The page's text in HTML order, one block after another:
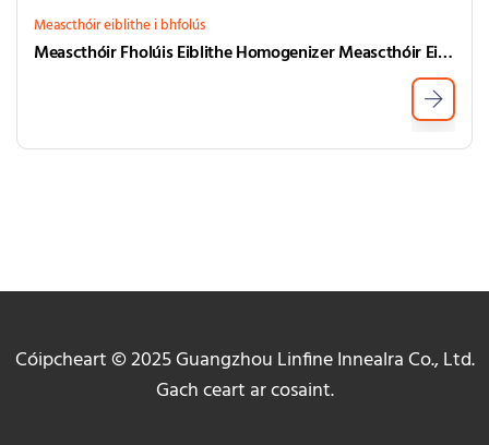
Meascthóir eiblithe i bhfolús
Meascthóir Fholúis Eiblithe Homogenizer Meascthóir Eibleachtaí Other Ard
Cóipcheart © 2025 Guangzhou Linfine Innealra Co., Ltd.
Gach ceart ar cosaint.